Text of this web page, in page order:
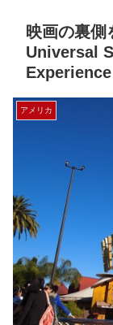
映画の裏側
Universal
アメリカ